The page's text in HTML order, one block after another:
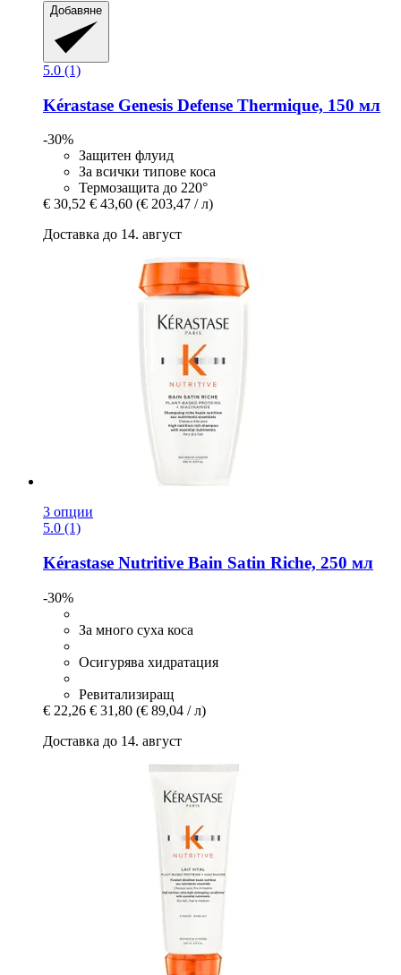
Добавяне
5.0 (1)
Kérastase Genesis Defense Thermique, 150 мл
-30%
Защитен флуид
За всички типове коса
Термозащита до 220°
€ 30,52 € 43,60 (€ 203,47 / л)
Доставка до 14. август
3 опции
5.0 (1)
Kérastase Nutritive Bain Satin Riche, 250 мл
-30%
За много суха коса
Осигурява хидратация
Ревитализиращ
€ 22,26 € 31,80 (€ 89,04 / л)
Доставка до 14. август